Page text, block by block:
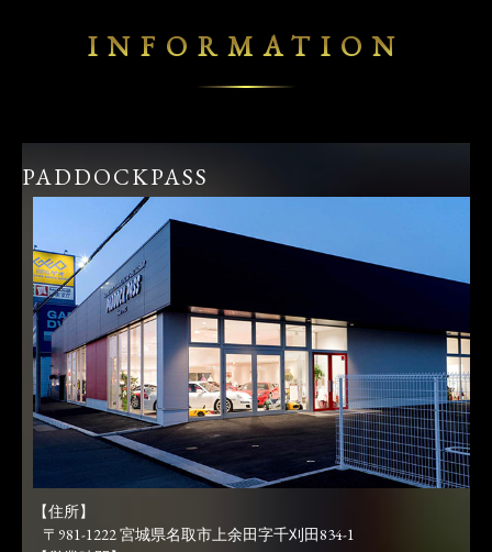
INFORMATION
PADDOCKPASS
【住所】
〒981-1222 宮城県名取市上余田字千刈田834-1